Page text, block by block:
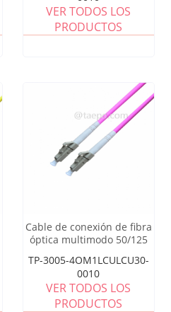
VER TODOS LOS
PRODUCTOS
Cable de conexión de fibra
óptica multimodo 50/125
TP-3005-4OM1LCULCU30-
0010
VER TODOS LOS
PRODUCTOS